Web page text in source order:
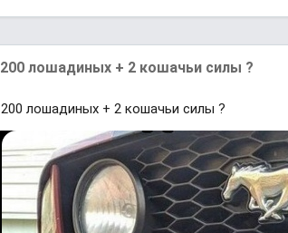
200 лошадиных + 2 кошачьи силы ?
200 лошадиных + 2 кошачьи силы ?